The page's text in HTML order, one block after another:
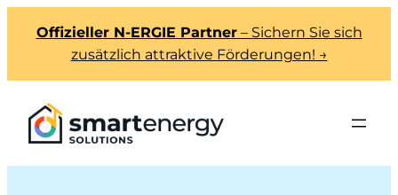
Offizieller N-ERGIE Partner– Sichern Sie sich
zusätzlich attraktive Förderungen! →